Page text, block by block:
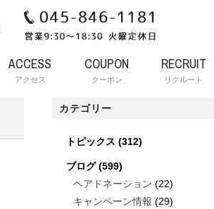
ACCESS
アクセス
COUPON
クーポン
RECRUIT
リクルート
カテゴリー
トピックス (312)
ブログ(599)
ヘアドネーション (22)
キャンペーン情報 (29)